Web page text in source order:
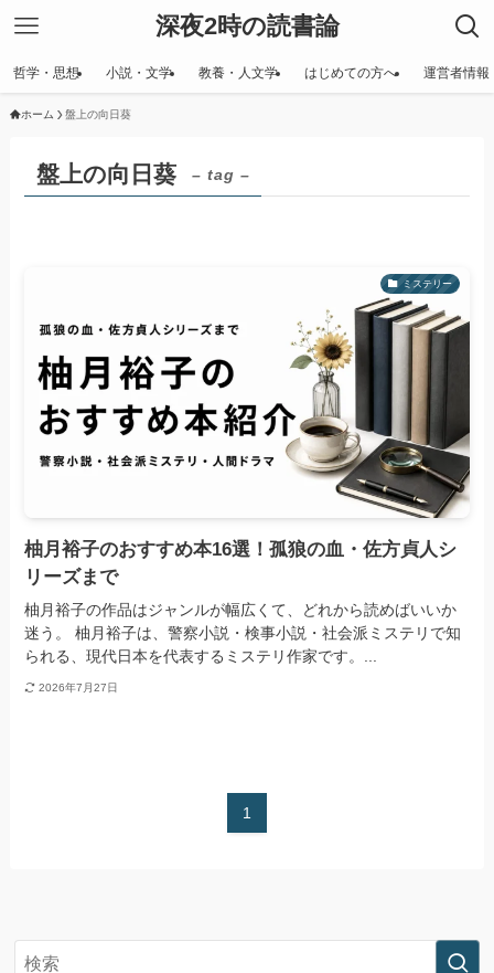
深夜2時の読書論
哲学・思想 小説・文学 教養・人文学 はじめての方へ 運営者情報
ホーム 盤上の向日葵
盤上の向日葵 – tag –
ミステリー
柚月裕子のおすすめ本16選！孤狼の血・佐方貞人シ
リーズまで
柚月裕子の作品はジャンルが幅広くて、どれから読めばいいか
迷う。 柚月裕子は、警察小説・検事小説・社会派ミステリで知
られる、現代日本を代表するミステリ作家です。...
2026年7月27日
1